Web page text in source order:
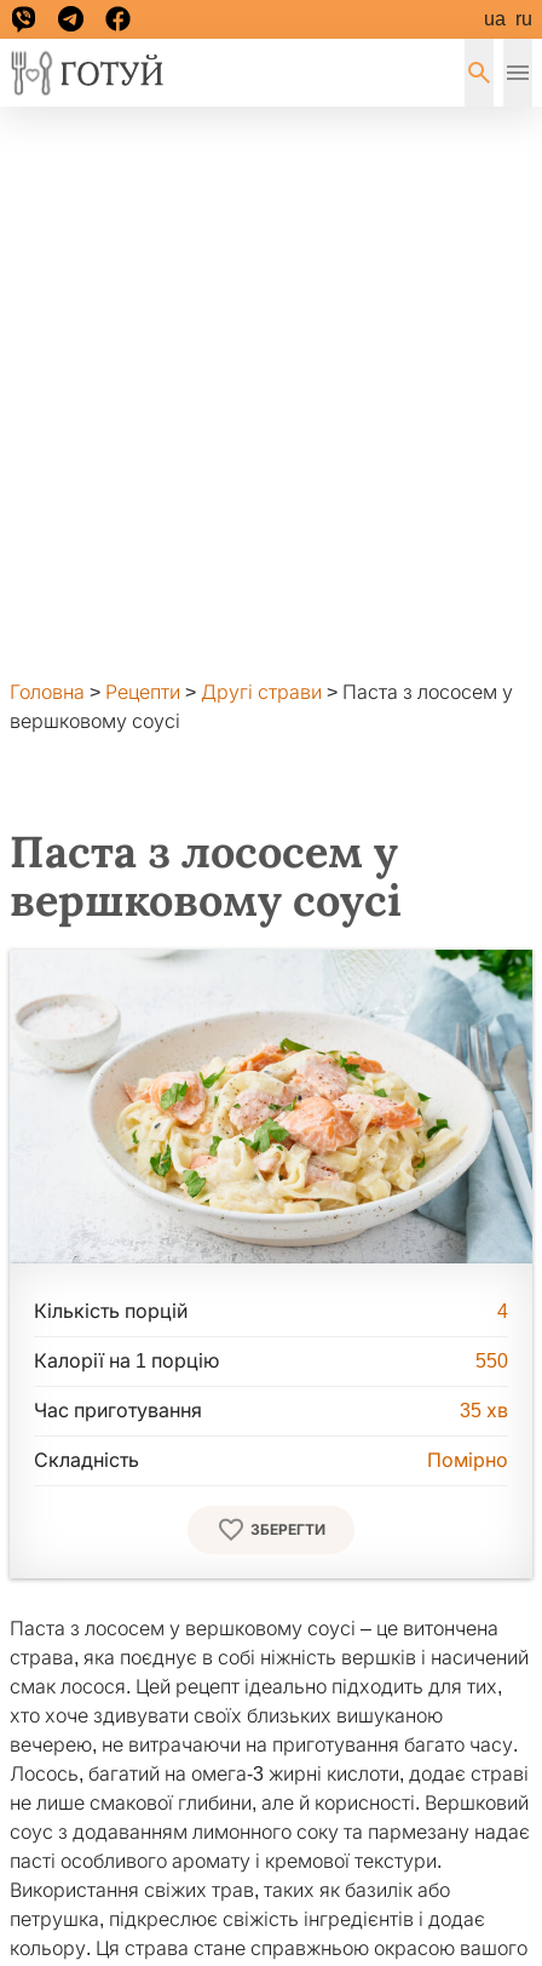
ua ru
Головна > Рецепти > Другі страви > Паста з лососем у
вершковому соусі
Паста з лососем у
вершковому соусі
Кількість порцій 4
Калорії на 1 порцію 550
Час приготування 35 хв
Складність Помірно
ЗБЕРЕГТИ
Паста з лососем у вершковому соусі – це витончена
страва, яка поєднує в собі ніжність вершків і насичений
смак лосося. Цей рецепт ідеально підходить для тих,
хто хоче здивувати своїх близьких вишуканою
вечерею, не витрачаючи на приготування багато часу.
Лосось, багатий на омега-3 жирні кислоти, додає страві
не лише смакової глибини, але й корисності. Вершковий
соус з додаванням лимонного соку та пармезану надає
пасті особливого аромату і кремової текстури.
Використання свіжих трав, таких як базилік або
петрушка, підкреслює свіжість інгредієнтів і додає
кольору. Ця страва стане справжньою окрасою вашого